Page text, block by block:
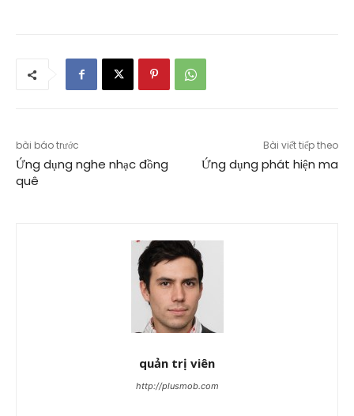
bài báo trước
Ứng dụng nghe nhạc đồng
quê
Bài viết tiếp theo
Ứng dụng phát hiện ma
quản trị viên
http://plusmob.com